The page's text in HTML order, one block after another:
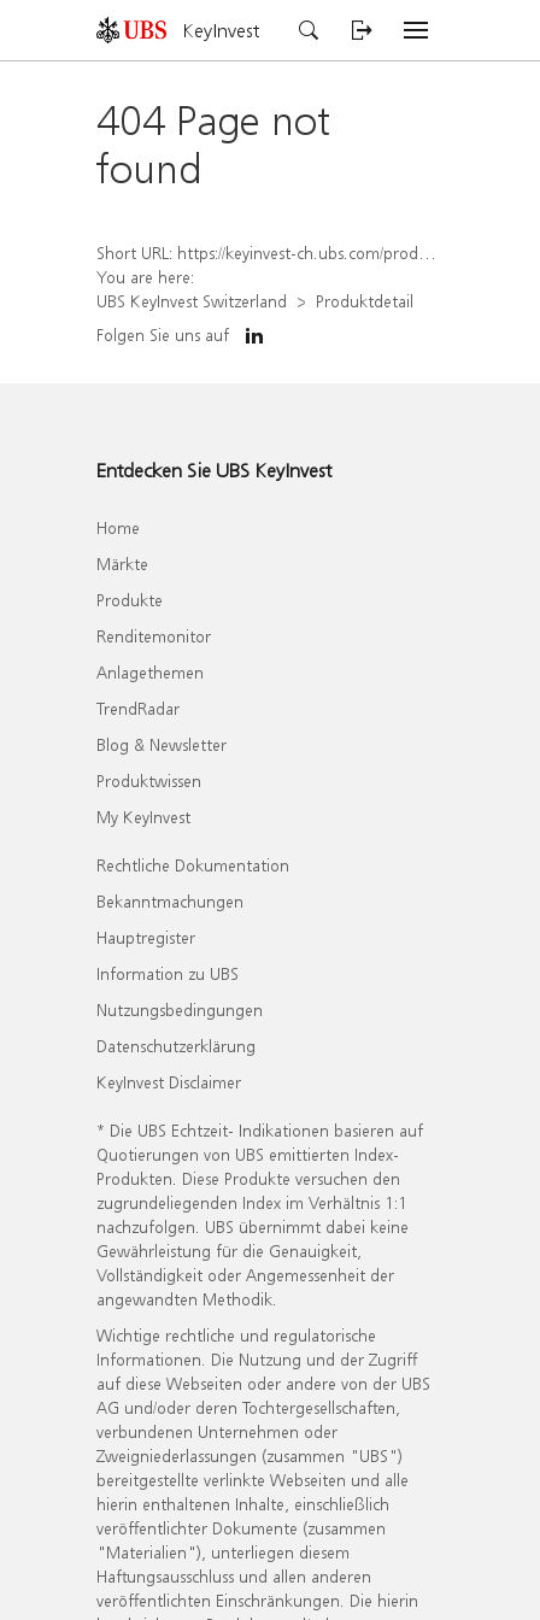
KeyInvest
404 Page not
found
Short URL: https://keyinvest-ch.ubs.com/produkt/detail/index/isin/CH1572292246
You are here:
UBS KeyInvest Switzerland
Produktdetail
Folgen Sie uns auf
Entdecken Sie UBS KeyInvest
Home
Märkte
Produkte
Renditemonitor
Anlagethemen
TrendRadar
Blog & Newsletter
Produktwissen
My KeyInvest
Rechtliche Dokumentation
Bekanntmachungen
Hauptregister
Information zu UBS
Nutzungsbedingungen
Datenschutzerklärung
KeyInvest Disclaimer
* Die UBS Echtzeit- Indikationen basieren auf
Quotierungen von UBS emittierten Index-
Produkten. Diese Produkte versuchen den
zugrundeliegenden Index im Verhältnis 1:1
nachzufolgen. UBS übernimmt dabei keine
Gewährleistung für die Genauigkeit,
Vollständigkeit oder Angemessenheit der
angewandten Methodik.
Wichtige rechtliche und regulatorische
Informationen. Die Nutzung und der Zugriff
auf diese Webseiten oder andere von der UBS
AG und/oder deren Tochtergesellschaften,
verbundenen Unternehmen oder
Zweigniederlassungen (zusammen "UBS")
bereitgestellte verlinkte Webseiten und alle
hierin enthaltenen Inhalte, einschließlich
veröffentlichter Dokumente (zusammen
"Materialien"), unterliegen diesem
Haftungsausschluss und allen anderen
veröffentlichten Einschränkungen. Die hierin